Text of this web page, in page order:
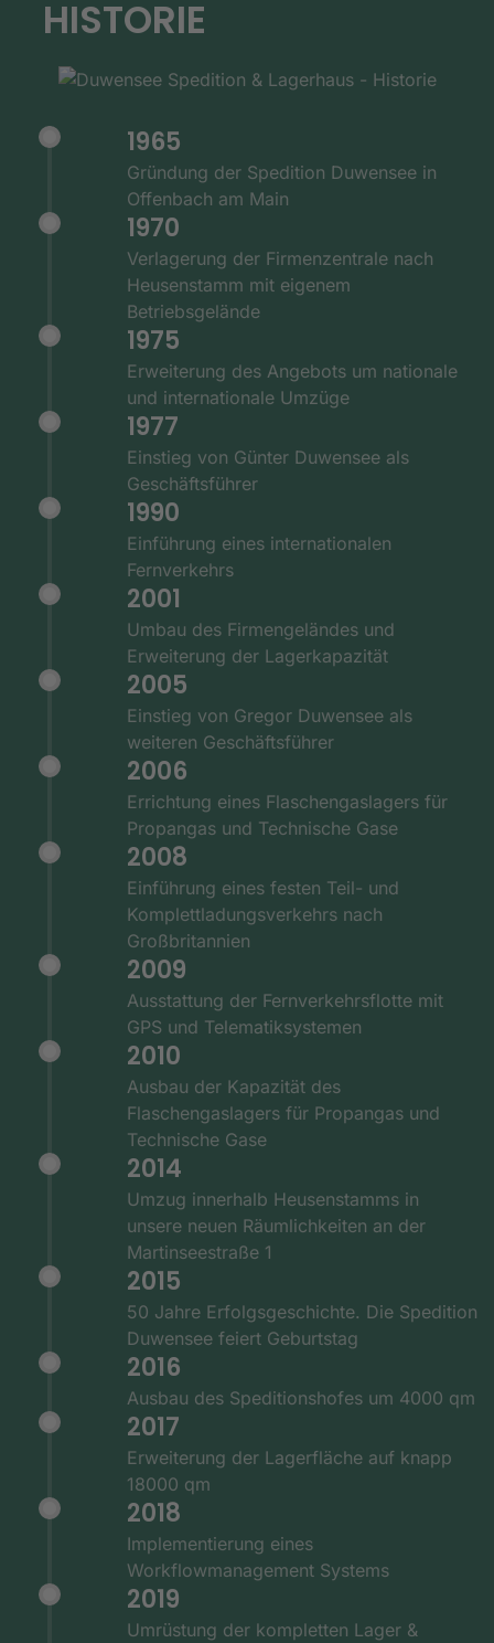
HISTORIE
1965
Gründung der Spedition Duwensee in
Offenbach am Main
1970
Verlagerung der Firmenzentrale nach
Heusenstamm mit eigenem
Betriebsgelände
1975
Erweiterung des Angebots um nationale
und internationale Umzüge
1977
Einstieg von Günter Duwensee als
Geschäftsführer
1990
Einführung eines internationalen
Fernverkehrs
2001
Umbau des Firmengeländes und
Erweiterung der Lagerkapazität
2005
Einstieg von Gregor Duwensee als
weiteren Geschäftsführer
2006
Errichtung eines Flaschengaslagers für
Propangas und Technische Gase
2008
Einführung eines festen Teil- und
Komplettladungsverkehrs nach
Großbritannien
2009
Ausstattung der Fernverkehrsflotte mit
GPS und Telematiksystemen
2010
Ausbau der Kapazität des
Flaschengaslagers für Propangas und
Technische Gase
2014
Umzug innerhalb Heusenstamms in
unsere neuen Räumlichkeiten an der
Martinseestraße 1
2015
50 Jahre Erfolgsgeschichte. Die Spedition
Duwensee feiert Geburtstag
2016
Ausbau des Speditionshofes um 4000 qm
2017
Erweiterung der Lagerfläche auf knapp
18000 qm
2018
Implementierung eines
Workflowmanagement Systems
2019
Umrüstung der kompletten Lager &